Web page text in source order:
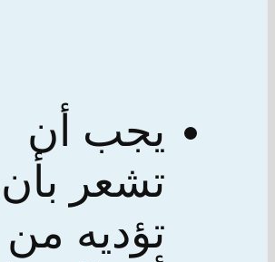
يجب أن
تشعر
تؤديه من